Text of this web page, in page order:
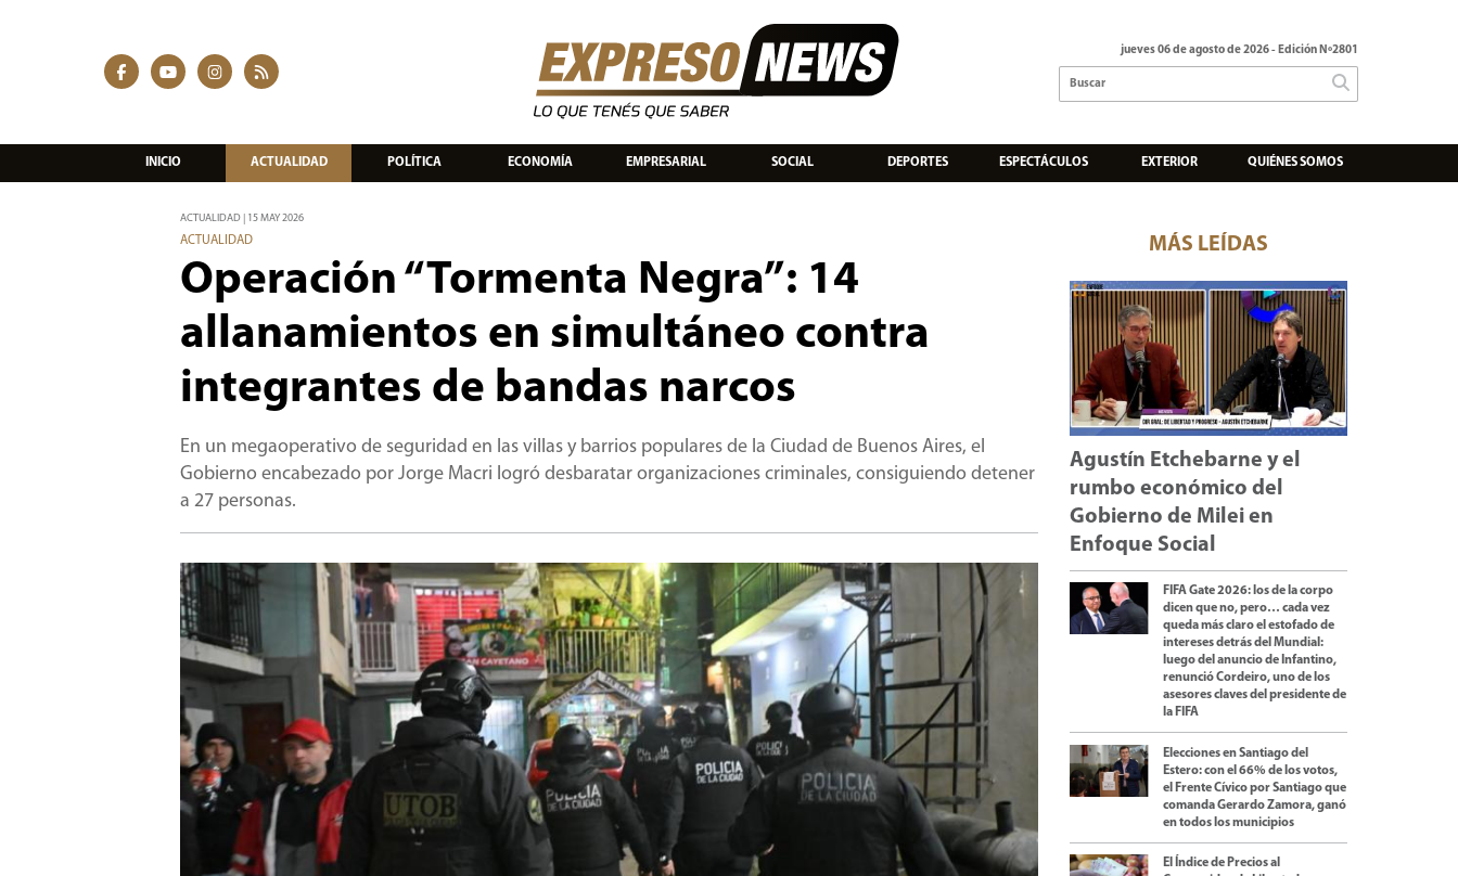
jueves 06 de agosto de 2026- Edición Nº2801
INICIO ACTUALIDAD POLÍTICA ECONOMÍA EMPRESARIAL SOCIAL DEPORTES ESPECTÁCULOS EXTERIOR QUIÉNES SOMOS
ACTUALIDAD | 15 MAY 2026
ACTUALIDAD
Operación “Tormenta Negra”: 14
allanamientos en simultáneo contra
integrantes de bandas narcos
En un megaoperativo de seguridad en las villas y barrios populares de la Ciudad de Buenos Aires, el
Gobierno encabezado por Jorge Macri logró desbaratar organizaciones criminales, consiguiendo detener
a 27 personas.
MÁS LEÍDAS
Agustín Etchebarne y el
rumbo económico del
Gobierno de Milei en
Enfoque Social
FIFA Gate 2026: los de la corpo
dicen que no, pero… cada vez
queda más claro el estofado de
intereses detrás del Mundial:
luego del anuncio de Infantino,
renunció Cordeiro, uno de los
asesores claves del presidente de
la FIFA
Elecciones en Santiago del
Estero: con el 66% de los votos,
el Frente Cívico por Santiago que
comanda Gerardo Zamora, ganó
en todos los municipios
El Índice de Precios al